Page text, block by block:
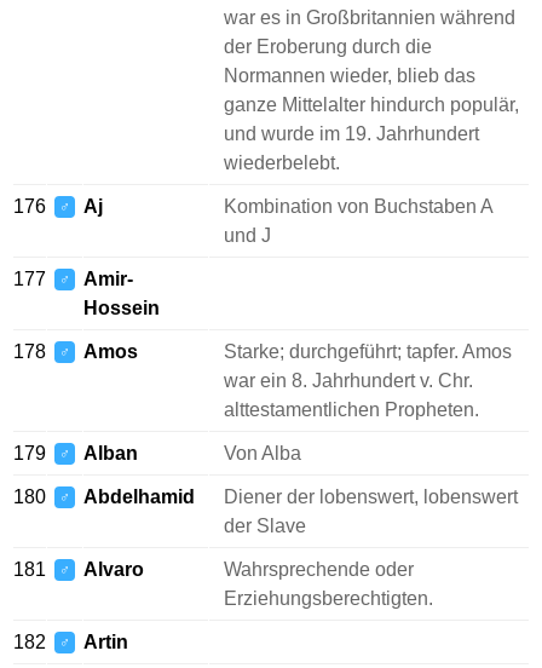
war es in Großbritannien während
der Eroberung durch die
Normannen wieder, blieb das
ganze Mittelalter hindurch populär,
und wurde im 19. Jahrhundert
wiederbelebt.
176 ♂ Aj
Kombination von Buchstaben A
und J
177 ♂
Amir-
Hossein
178 ♂ Amos
Starke; durchgeführt; tapfer. Amos
war ein 8. Jahrhundert v. Chr.
alttestamentlichen Propheten.
179 ♂ Alban Von Alba
180 ♂ Abdelhamid
Diener der lobenswert, lobenswert
der Slave
181 ♂ Alvaro
Wahrsprechende oder
Erziehungsberechtigten.
182 ♂ Artin